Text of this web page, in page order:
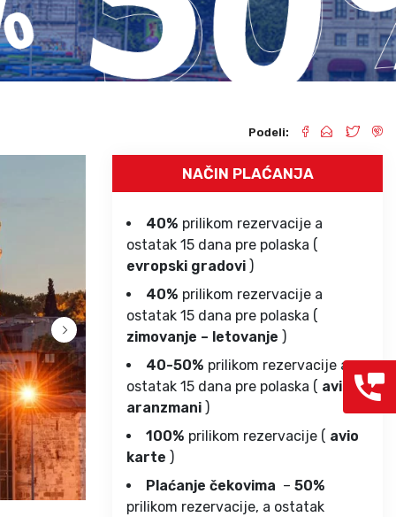
Grcka hoteli – preporuka
Olimpska regija
Kasandra
Alexandroupolis
Jonska obala
SkijatosPodeli:
NAČIN PLAĆANJA
40% prilikom rezervacije a
ostatak 15 dana pre polaska (
evropski gradovi )
40% prilikom rezervacije a
ostatak 15 dana pre polaska (
zimovanje – letovanje )
40-50% prilikom rezervacije a
ostatak 15 dana pre polaska ( avio
aranzmani )
100% prilikom rezervacije ( avio
karte )
Plaćanje čekovima – 50%
prilikom rezervacije, a ostatak